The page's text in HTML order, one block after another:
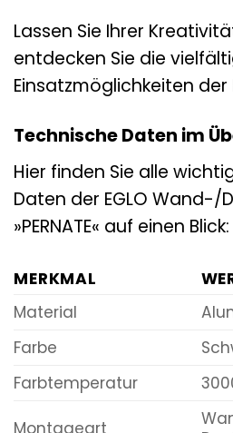
Lassen Sie Ihrer
entdecken Sie die
Einsatzmöglichkeiten der
Technische Daten im
Hier finden Sie alle
Daten der EGLO Wand-/
»PERNATE« auf einen Blick:
MERKMAL
Material
Farbe
Farbtemperatur
Montageart